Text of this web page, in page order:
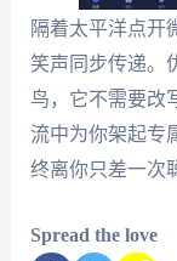
隔着太平洋点开
笑声同步传递。
鸟，它不需要改
流中为你架起专
终离你只差一次
Spread the love